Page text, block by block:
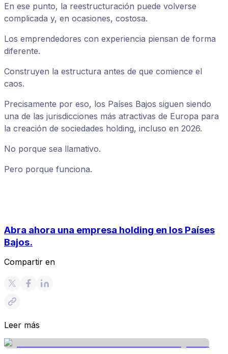
En ese punto, la reestructuración puede volverse
complicada y, en ocasiones, costosa.
Los emprendedores con experiencia piensan de forma
diferente.
Construyen la estructura antes de que comience el
caos.
Precisamente por eso, los Países Bajos siguen siendo
una de las jurisdicciones más atractivas de Europa para
la creación de sociedades holding, incluso en 2026.
No porque sea llamativo.
Pero porque funciona.
Abra ahora una empresa holding en los Países
Bajos.
Compartir en
Leer más